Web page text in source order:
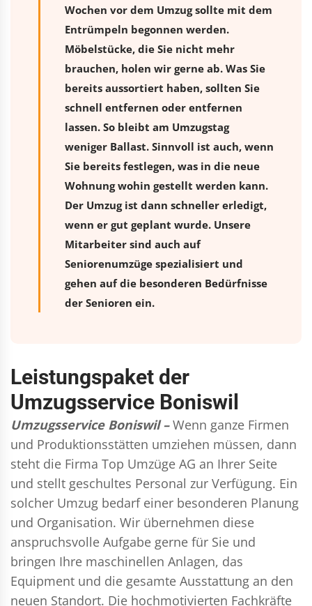
Wochen vor dem Umzug sollte mit dem
Entrümpeln begonnen werden.
Möbelstücke, die Sie nicht mehr
brauchen, holen wir gerne ab. Was Sie
bereits aussortiert haben, sollten Sie
schnell entfernen oder entfernen
lassen. So bleibt am Umzugstag
weniger Ballast. Sinnvoll ist auch, wenn
Sie bereits festlegen, was in die neue
Wohnung wohin gestellt werden kann.
Der Umzug ist dann schneller erledigt,
wenn er gut geplant wurde. Unsere
Mitarbeiter sind auch auf
Seniorenumzüge spezialisiert und
gehen auf die besonderen Bedürfnisse
der Senioren ein.
Leistungspaket der
Umzugsservice Boniswil
Umzugsservice Boniswil – Wenn ganze Firmen
und Produktionsstätten umziehen müssen, dann
steht die Firma Top Umzüge AG an Ihrer Seite
und stellt geschultes Personal zur Verfügung. Ein
solcher Umzug bedarf einer besonderen Planung
und Organisation. Wir übernehmen diese
anspruchsvolle Aufgabe gerne für Sie und
bringen Ihre maschinellen Anlagen, das
Equipment und die gesamte Ausstattung an den
neuen Standort. Die hochmotivierten Fachkräfte